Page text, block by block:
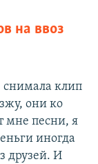
на ввоз
снимала клип
они ко
мне песни, я
иногда
друзей. И